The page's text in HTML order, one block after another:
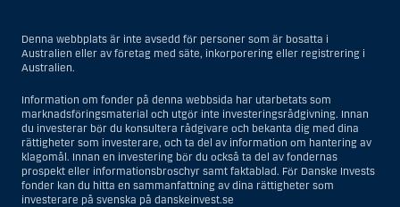
Denna webbplats är inte avsedd för personer som är bosatta i
Australien eller av företag med säte, inkorporering eller registrering i
Australien.
Information om fonder på denna webbsida har utarbetats som
marknadsföringsmaterial och utgör inte investeringsrådgivning. Innan
du investerar bör du konsultera rådgivare och bekanta dig med dina
rättigheter som investerare, och ta del av information om hantering av
klagomål. Innan en investering bör du också ta del av fondernas
prospekt eller informationsbroschyr samt faktablad. För Danske Invests
fonder kan du hitta en sammanfattning av dina rättigheter som
investerare på svenska på danskeinvest.se